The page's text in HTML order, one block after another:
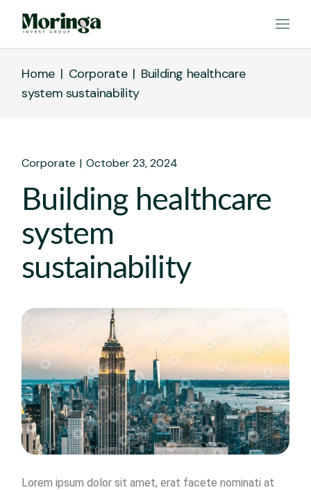
Home Corporate
Building healthcare
system sustainability
Corporate October 23, 2024
Building healthcare
system
sustainability
Lorem ipsum dolor sit amet, erat facete nominati at